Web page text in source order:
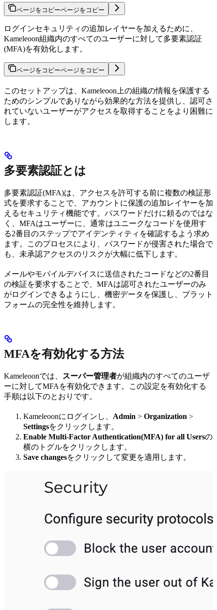
ページをコピーページをコピー
ログインセキュリティの追加レイヤーを加えるために、
Kameleoon組織内のすべてのユーザーに対して多要素認証
(MFA)を有効化します。
ページをコピーページをコピー
このセットアップは、Kameleoon上の組織の情報を保護する
ためのシンプルでありながら効果的な方法を提供し、認可さ
れていないユーザーがアクセスを取得することをより困難に
します。
多要素認証とは
多要素認証(MFA)は、アクセスを許可する前に複数の検証形
式を要求することで、アカウントに保護の追加レイヤーを加
えるセキュリティ機能です。パスワードだけに頼るのではな
く、MFAはユーザーに、通常はユニークなコードを使用す
る2番目のステップでアイデンティティを確認するよう求め
ます。このプロセスにより、パスワードが侵害された場合で
も、未承認アクセスのリスクが大幅に低下します。
メールやモバイルデバイスに送信されたコードなどの2番目
の検証を要求することで、MFAは認可されたユーザーのみ
がログインできるようにし、機密データを保護し、プラット
フォームの完全性を維持します。
MFAを有効化する方法
Kameleoonでは、 スーパー管理者が組織内のすべてのユーザ
ーに対してMFAを有効化できます。この設定を有効化する
手順は以下のとおりです。
Kameleoonにログインし、 Admin > Organization >
Settingsをクリックします。
Enable Multi-Factor Authentication(MFA) for all Usersの
横のトグルをクリックします。
Save changesをクリックして変更を適用します。